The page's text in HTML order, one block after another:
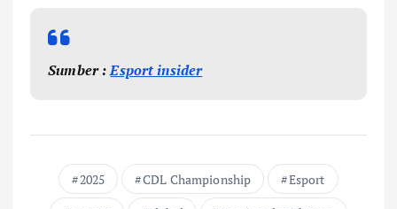
Sumber :Esport insider
2025 CDL Championship
Esport